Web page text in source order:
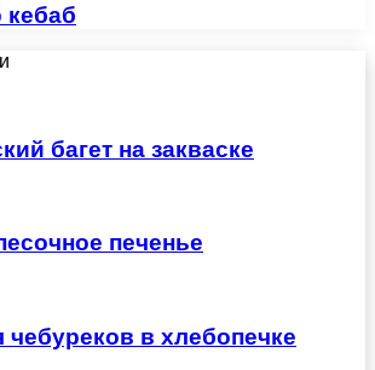
кебаб
багет на закваске
печенье
чебуреков в хлебопечке